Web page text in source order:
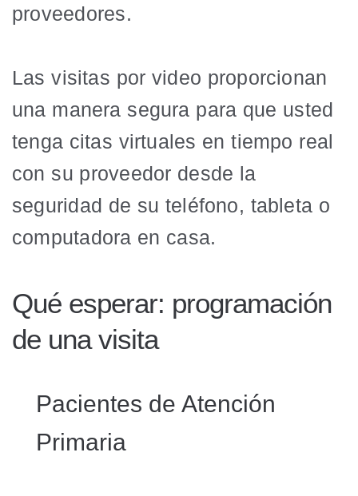
proveedores.
Las visitas por video proporcionan
una manera segura para que usted
tenga citas virtuales en tiempo real
con su proveedor desde la
seguridad de su teléfono, tableta o
computadora en casa.
Qué esperar: programación
de una visita
Pacientes de Atención
Primaria